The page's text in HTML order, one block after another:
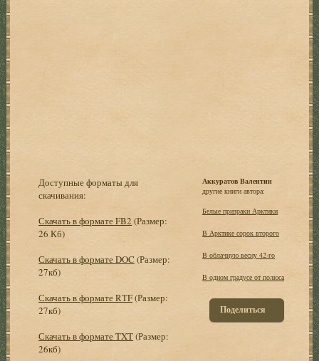
Доступные форматы для
скачивания:
Скачать в формате FB2 (Размер:
26 Кб)
Скачать в формате DOC (Размер:
27кб)
Скачать в формате RTF(Размер:
27кб)
Скачать в формате TXT(Размер:
26кб)
Аккуратов Валентин
другие книги автора:
Белые призраки Арктики
В Арктике сорок второго
В облачную весну 42-го
В одном градусе от полюса
Поделиться